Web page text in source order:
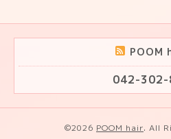
POOM
042-
©2026 POOM hair. All